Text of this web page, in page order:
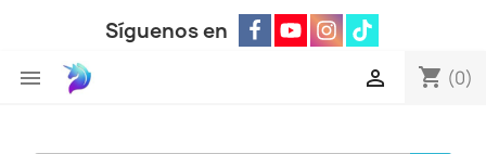
Síguenos en
 shopping_cart (0)
